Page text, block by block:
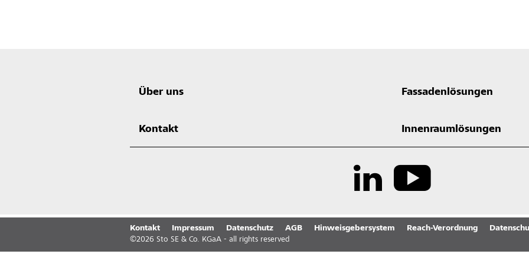
Über uns Fassadenlösungen
Kontakt Innenraumlösungen
Kontakt Impressum Datenschutz AGB Hinweisgebersystem Reach-Verordnung
©2026 Sto SE & Co. KGaA - all rights reserved